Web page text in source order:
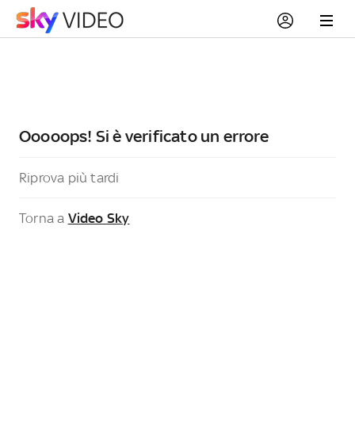
Ooooops! Si è verificato un errore
Riprova più tardi
Torna a Video Sky